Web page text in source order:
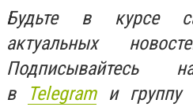
Будьте в курсе
актуальных
в
Telegramи группу